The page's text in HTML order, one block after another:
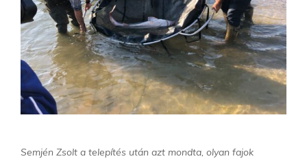
Semjén Zsolt a telepítés után azt mondta, olyan fajok